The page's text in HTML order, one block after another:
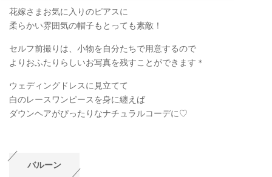
花嫁さまお気に入りのピアスに
柔らかい雰囲気の帽子もとっても素敵！
セルフ前撮りは、小物を自分たちで用意するので
よりおふたりらしいお写真を残すことができます＊
ウェディングドレスに見立てて
白のレースワンピースを身に纏えば
ダウンヘアがぴったりなナチュラルコーデに♡
バルーン